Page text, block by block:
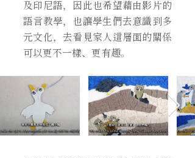
及印尼語，因此也希望藉由影片的
語言教學，也讓學生們去意識到多
元文化，去看見家人這層面的關係
可以更不一樣、更有趣。